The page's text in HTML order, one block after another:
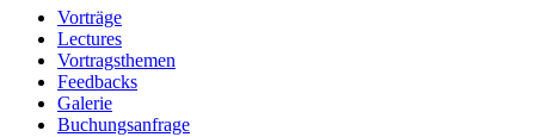
Vorträge
Lectures
Vortragsthemen
Feedbacks
Galerie
Buchungsanfrage